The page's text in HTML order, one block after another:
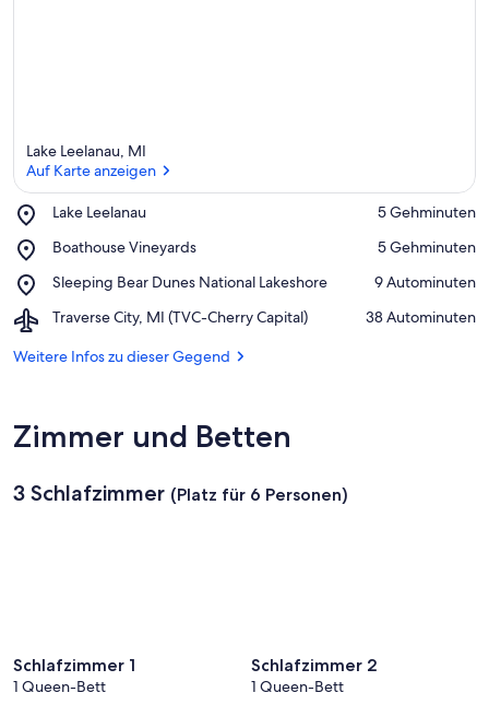
Lake Leelanau, MI
Auf Karte anzeigen
Lake Leelanau
Place,
Leelanau
‪5 Gehminuten‬
Boathouse Vineyards
Place,
Vineyards
‪5 Gehminuten‬
Sleeping Bear Dunes National Lakeshore
Place,
Bear
National
‪9 Autominuten‬
Traverse City, MI (TVC-Cherry Capital)
Airport,
City,
Capital)
‪38 Autominuten‬
Weitere Infos zu dieser Gegend
Zimmer und Betten
3 Schlafzimmer (Platz für 6 Personen)
Schlafzimmer 1
1 Queen-Bett
Schlafzimmer 2
1 Queen-Bett